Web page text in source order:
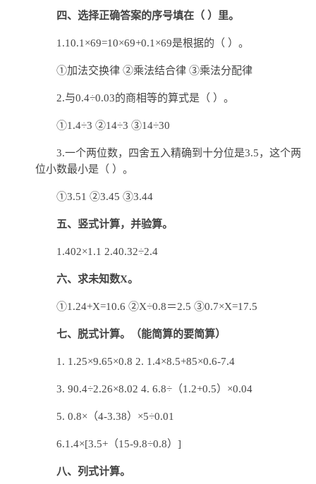
四、选择正确答案的序号填在（ ）里。
1.10.1×69=10×69+0.1×69是根据的（ ）。
①加法交换律 ②乘法结合律 ③乘法分配律
2.与0.4÷0.03的商相等的算式是（ ）。
①1.4÷3 ②14÷3 ③14÷30
3.一个两位数，四舍五入精确到十分位是3.5，这个两
位小数最小是（ ）。
①3.51 ②3.45 ③3.44
五、竖式计算，并验算。
1.402×1.1 2.40.32÷2.4
六、求未知数X。
①1.24+X=10.6 ②X÷0.8＝2.5 ③0.7×X=17.5
七、脱式计算。（能简算的要简算）
1. 1.25×9.65×0.8 2. 1.4×8.5+85×0.6-7.4
3. 90.4÷2.26×8.02 4. 6.8÷（1.2+0.5）×0.04
5. 0.8×（4-3.38）×5÷0.01
6.1.4×[3.5+（15-9.8÷0.8）]
八、列式计算。